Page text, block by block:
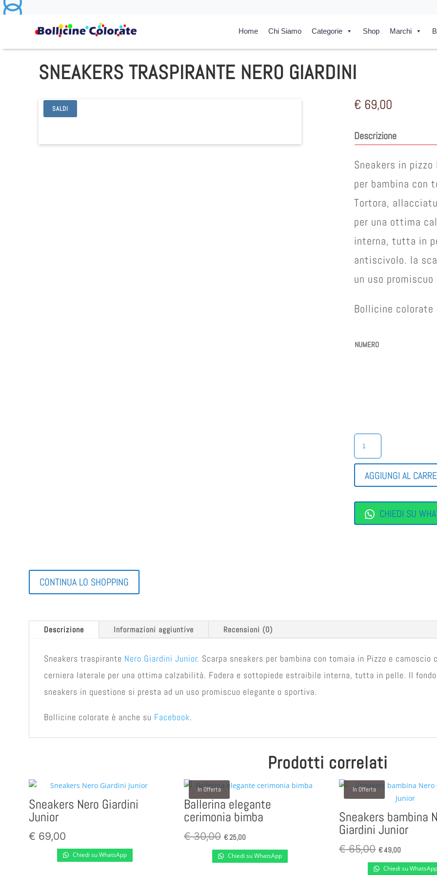
Home Chi Siamo Categorie Shop Marchi
SNEAKERS TRASPIRANTE NERO GIARDINI
SALDI € 69,00
Descrizione
Sneakers in pizzo
per bambina con
Tortora,
per una ottima
interna, tutta in
antiscivolo. la
un uso
Bollicine colorate
NUMERO
SNEAKERS
TRASPIRANTE
NERO
QUANTITÀ
AGGIUNGI AL
CHIEDI SU
CONTINUA LO SHOPPING
Descrizione Informazioni aggiuntive Recensioni (0)
Sneakers traspirante Nero Giardini Junior. Scarpa sneakers per bambina con tomaia in Pizzo e
cerniera laterale per una ottima calzabilità. Fodera e sottopiede estraibile interna, tutta in pelle. Il
sneakers in questione si presta ad un uso promiscuo elegante o sportiva.
Bollicine colorate è anche su Facebook.
Prodotti correlati
Sneakers Nero Giardini
Junior
€ 69,00
Chiedi su WhatsApp
In Offerta
Ballerina elegante
cerimonia bimba
€30,00 Il
prezzo
originale
€25,00Il
prezzo
attuale
Chiedi su WhatsApp
In Offerta
Sneakers bambina
Giardini Junior
€65,00 Il
prezzo
€49,00Il
prezzo
Chiedi su WhatsApp